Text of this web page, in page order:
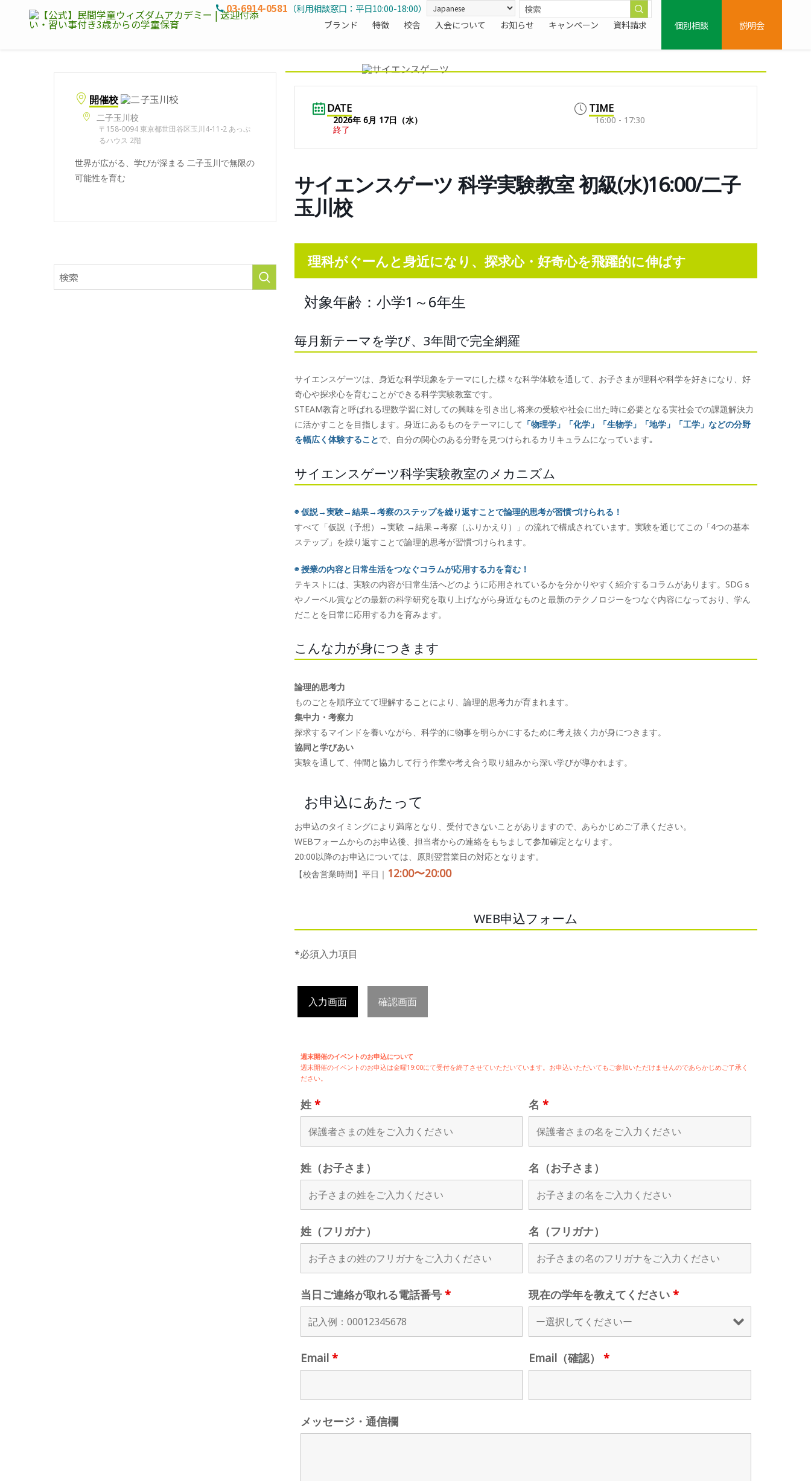
ブランド 特徴 校舎 入会について お知らせ キャンペーン 資料請求
03-6914-0581 （利用相談窓口：平日10:00-18:00）
個別相談
説明会
開催校
二子玉川校
〒158-0094 東京都世田谷区玉川4-11-2 あっぷ
るハウス 2階
世界が広がる、学びが深まる 二子玉川で無限の
可能性を育む
DATE
2026年 6月 17日（水）
終了
TIME
16:00 - 17:30
サイエンスゲーツ 科学実験教室 初級(水)16:00/二子
玉川校
理科がぐーんと身近になり、探求心・好奇心を飛躍的に伸ばす
対象年齢：小学1～6年生
毎月新テーマを学び、3年間で完全網羅
サイエンスゲーツは、身近な科学現象をテーマにした様々な科学体験を通して、お子さまが理科や科学を好きになり、好
奇心や探求心を育むことができる科学実験教室です。
STEAM教育と呼ばれる理数学習に対しての興味を引き出し将来の受験や社会に出た時に必要となる実社会での課題解決力
に活かすことを目指します。身近にあるものをテーマにして 「物理学」「化学」「生物学」「地学」「工学」などの分野
を幅広く体験することで、自分の関心のある分野を見つけられるカリキュラムになっています｡
サイエンスゲーツ科学実験教室のメカニズム
◉ 仮説→実験→結果→考察のステップを繰り返すことで論理的思考が習慣づけられる！
すべて「仮説（予想）→実験 →結果→考察（ふりかえり）」の流れで構成されています。実験を通じてこの「4つの基本
ステップ」を繰り返すことで論理的思考が習慣づけられます。
◉ 授業の内容と日常生活をつなぐコラムが応用する力を育む！
テキストには、実験の内容が日常生活へどのように応用されているかを分かりやすく紹介するコラムがあります。SDGｓ
やノーベル賞などの最新の科学研究を取り上げながら身近なものと最新のテクノロジーをつなぐ内容になっており、学ん
だことを日常に応用する力を育みます。
こんな力が身につきます
論理的思考力
ものごとを順序立てて理解することにより、論理的思考力が育まれます。
集中力・考察力
探求するマインドを養いながら、科学的に物事を明らかにするために考え抜く力が身につきます。
協同と学びあい
実験を通して、仲間と協力して行う作業や考え合う取り組みから深い学びが導かれます。
お申込にあたって
お申込のタイミングにより満席となり、受付できないことがありますので、あらかじめご了承ください。
WEBフォームからのお申込後、担当者からの連絡をもちまして参加確定となります。
20:00以降のお申込については、原則翌営業日の対応となります。
【校舎営業時間】平日｜ 12:00〜20:00
WEB申込フォーム
*必須入力項目
入力画面 確認画面
週末開催のイベントのお申込について
週末開催のイベントのお申込は金曜19:00にて受付を終了させていただいています。お申込いただいてもご参加いただけませんのであらかじめご了承く
ださい。
姓 * 名*
姓（お子さま） 名（お子さま）
姓（フリガナ） 名（フリガナ）
当日ご連絡が取れる電話番号 * 現在の学年を教えてください*
Email * Email（確認）*
メッセージ・通信欄